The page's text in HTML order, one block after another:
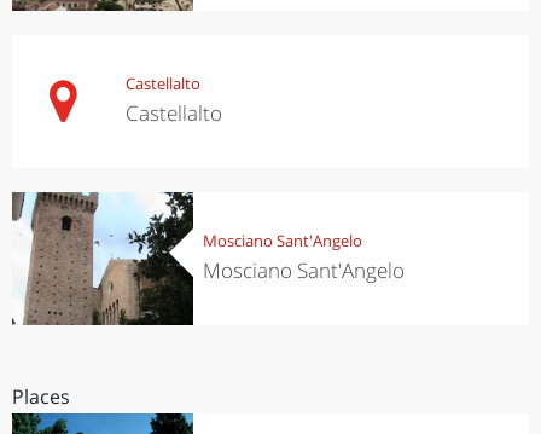
Castellalto
Castellalto
Mosciano Sant'Angelo
Mosciano Sant'Angelo
Places